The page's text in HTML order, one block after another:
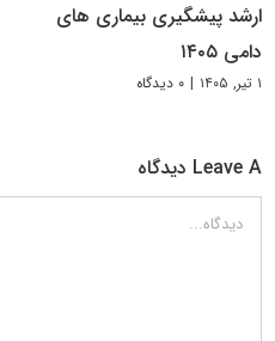
ارشد پیشگیری بیماری های
دامی ۱۴۰۵
۱ تیر, ۱۴۰۵ | ۰ دیدگاه
Leave A دیدگاه
دیدگاه